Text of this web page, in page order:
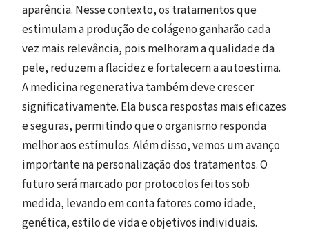
aparência. Nesse contexto, os tratamentos que
estimulam a produção de colágeno ganharão cada
vez mais relevância, pois melhoram a qualidade da
pele, reduzem a flacidez e fortalecem a autoestima.
A medicina regenerativa também deve crescer
significativamente. Ela busca respostas mais eficazes
e seguras, permitindo que o organismo responda
melhor aos estímulos. Além disso, vemos um avanço
importante na personalização dos tratamentos. O
futuro será marcado por protocolos feitos sob
medida, levando em conta fatores como idade,
genética, estilo de vida e objetivos individuais.